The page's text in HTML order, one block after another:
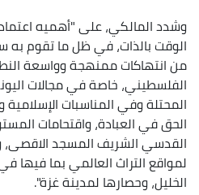
وشدد المالكي، على "أهميه
الوقت بالذات، في ظل ما تقوم به
من انتهاكات ممنهجة وواسعة
الفلسطيني، خاصة في مجالات
المحتلة وفي المناسبات الإسلامية
الحق في العبادة، واقتحامات
القدسي الشريف المسجد الاقصى،
لمواقع التراث العالمي بما فيها
الخليل، وحصارها لمدينة غزة".